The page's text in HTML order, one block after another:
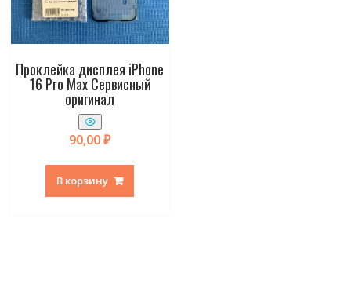
Проклейка дисплея iPhone
16 Pro Max Сервисный
оригинал
90,00₽
В корзину